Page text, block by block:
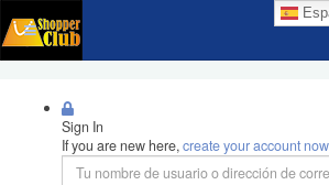
Sign In
If you are new here,create your account now